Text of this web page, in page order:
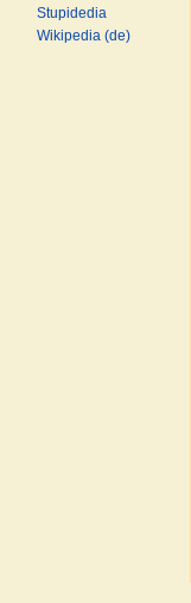
Stupidedia
Wikipedia (de)